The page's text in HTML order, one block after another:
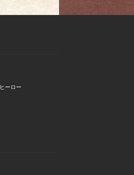
ヒーロー